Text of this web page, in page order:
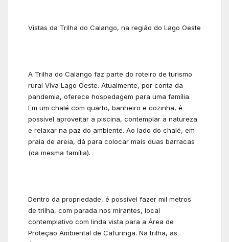
Vistas da Trilha do Calango, na região do Lago Oeste
A Trilha do Calango faz parte do roteiro de turismo
rural Viva Lago Oeste. Atualmente, por conta da
pandemia, oferece hospedagem para uma família.
Em um chalé com quarto, banheiro e cozinha, é
possível aproveitar a piscina, contemplar a natureza
e relaxar na paz do ambiente. Ao lado do chalé, em
praia de areia, dá para colocar mais duas barracas
(da mesma família).
Dentro da propriedade, é possível fazer mil metros
de trilha, com parada nos mirantes, local
contemplativo com linda vista para a Área de
Proteção Ambiental de Cafuringa. Na trilha, as